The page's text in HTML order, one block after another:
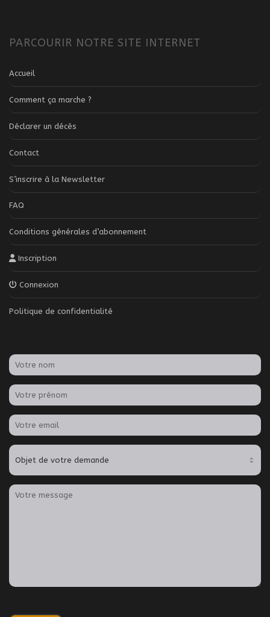
PARCOURIR NOTRE SITE INTERNET
Accueil
Comment ça marche ?
Déclarer un décès
Contact
S’inscrire à la Newsletter
FAQ
Conditions générales d’abonnement
Inscription
Connexion
Politique de confidentialité